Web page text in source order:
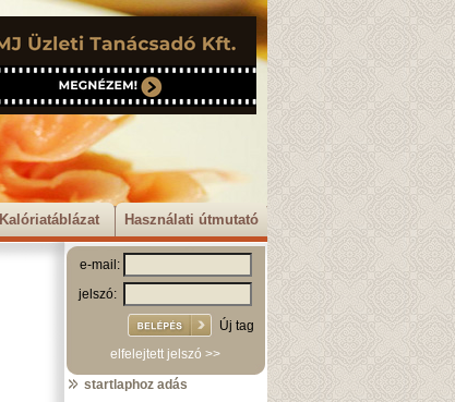
Kalóriatáblázat Használati útmutató
e-mail:
jelszó:
Új tag
elfelejtett jelszó >>
startlaphoz adás